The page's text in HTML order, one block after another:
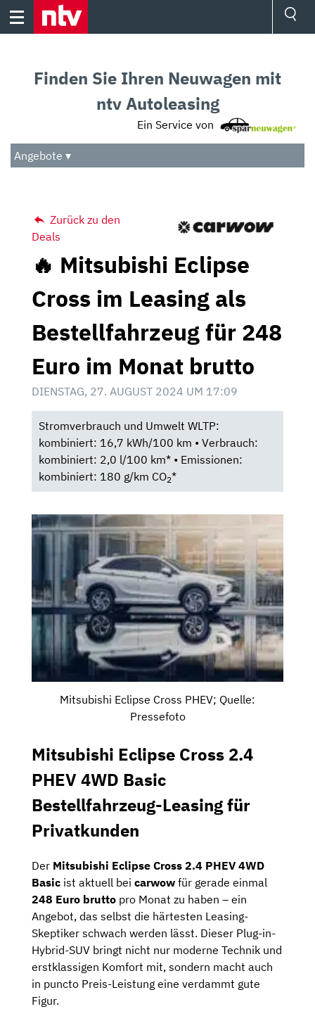
Skip
Audio
Das Beste
Finden Sie Ihren Neuwagen mit
ntv Autoleasing
Ein Service von
Angebote ▾
Zurück zu den
Deals
🔥 Mitsubishi Eclipse
Cross im Leasing als
Bestellfahrzeug für 248
Euro im Monat brutto
DIENSTAG, 27. AUGUST 2024 UM 17:09
Stromverbrauch und Umwelt WLTP:
kombiniert: 16,7 kWh/100 km • Verbrauch:
kombiniert: 2,0 l/100 km* • Emissionen:
kombiniert: 180 g/km CO2*
Mitsubishi Eclipse Cross PHEV; Quelle:
Pressefoto
Mitsubishi Eclipse Cross 2.4
PHEV 4WD Basic
Bestellfahrzeug-Leasing für
Privatkunden
Der Mitsubishi Eclipse Cross 2.4 PHEV 4WD
Basic ist aktuell bei carwow für gerade einmal
248 Euro brutto pro Monat zu haben – ein
Angebot, das selbst die härtesten Leasing-
Skeptiker schwach werden lässt. Dieser Plug-in-
Hybrid-SUV bringt nicht nur moderne Technik und
erstklassigen Komfort mit, sondern macht auch
in puncto Preis-Leistung eine verdammt gute
Figur.